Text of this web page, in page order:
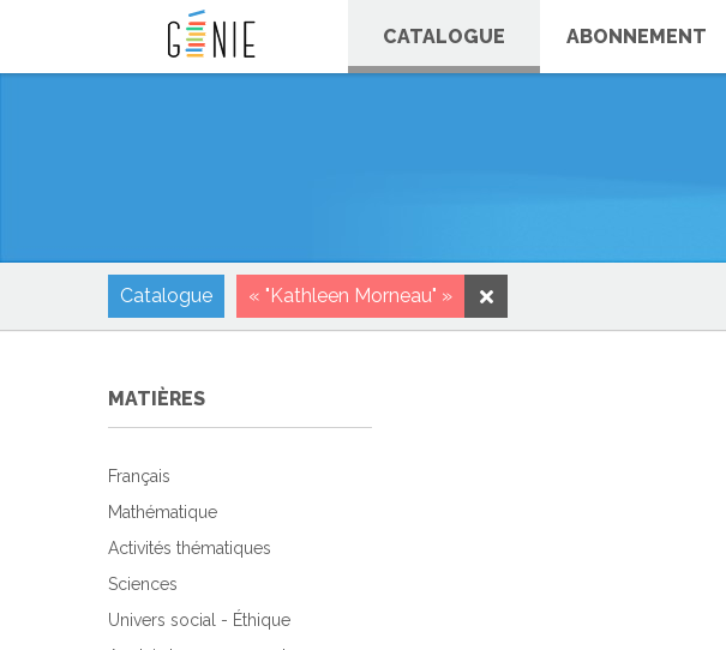
CATALOGUE ABONNEMENT
Catalogue « "Kathleen Morneau" »
MATIÈRES
Français
Mathématique
Activités thématiques
Sciences
Univers social - Éthique
Panneau de gestion des cookies